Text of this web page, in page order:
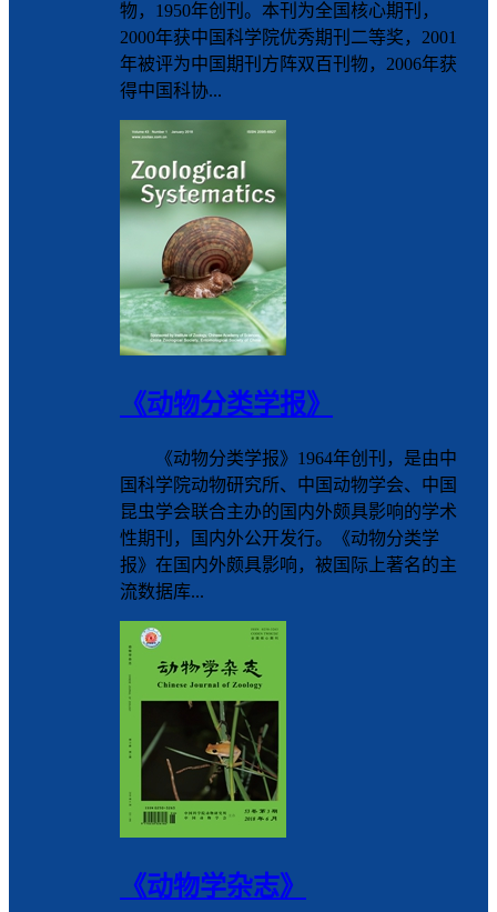
物，1950年创刊。本刊为全国核心期刊，
2000年获中国科学院优秀期刊二等奖，2001
年被评为中国期刊方阵双百刊物，2006年获
得中国科协...
《动物分类学报》
《动物分类学报》1964年创刊，是由中
国科学院动物研究所、中国动物学会、中国
昆虫学会联合主办的国内外颇具影响的学术
性期刊，国内外公开发行。《动物分类学
报》在国内外颇具影响，被国际上著名的主
流数据库...
《动物学杂志》